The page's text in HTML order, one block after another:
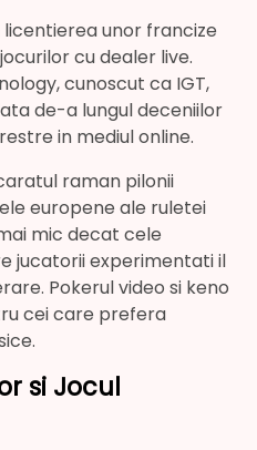
unor francize
cu dealer live.
cunoscut ca IGT,
de-a lungul deceniilor
in mediul online.
raman pilonii
europene ale ruletei
mic decat cele
jucatorii experimentati il
Pokerul video si keno
cei care prefera
si Jocul